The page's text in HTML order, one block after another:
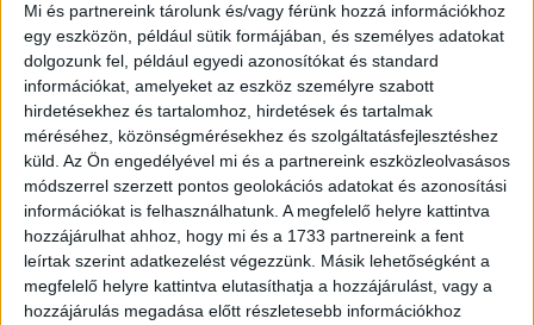
Mi és partnereink tárolunk és/vagy férünk hozzá információkhoz
egy eszközön, például sütik formájában, és személyes adatokat
dolgozunk fel, például egyedi azonosítókat és standard
információkat, amelyeket az eszköz személyre szabott
hirdetésekhez és tartalomhoz, hirdetések és tartalmak
méréséhez, közönségmérésekhez és szolgáltatásfejlesztéshez
küld. Az Ön engedélyével mi és a partnereink eszközleolvasásos
módszerrel szerzett pontos geolokációs adatokat és azonosítási
információkat is felhasználhatunk. A megfelelő helyre kattintva
hozzájárulhat ahhoz, hogy mi és a 1733 partnereink a fent
leírtak szerint adatkezelést végezzünk. Másik lehetőségként a
megfelelő helyre kattintva elutasíthatja a hozzájárulást, vagy a
hozzájárulás megadása előtt részletesebb információkhoz
edzeni a csapattal, így kérdéses volt a játékom. Végül a
kezdőben kaptam lehetőséget, és örömteli érzés, hogy egy
ilyen meccsen sikerült bemutatkoznom a DVSC-ben –
fogalmazott Batik Bence, aki közel két és fél hónapot
hagyott ki. –Rossz volt, hogy nem tudtam segíteni a
társaknak, de testben és lélekben is próbáltam támogatni
őket. Nyilván teljesen más érzés felhúzni a focicipőt és a
kezdőcsapat tagjaként kivonulni a pályára, szóval tényleg
boldog vagyok, hogy számomra győzelemmel kezdődött a
debreceni karrier. A korán bekapott gól ellenére is
domináltunk, több lehetőségünk is volt, az ellenfél kapusa
többször, az én fejesemnél és Szecska lövésénél is bravúrral